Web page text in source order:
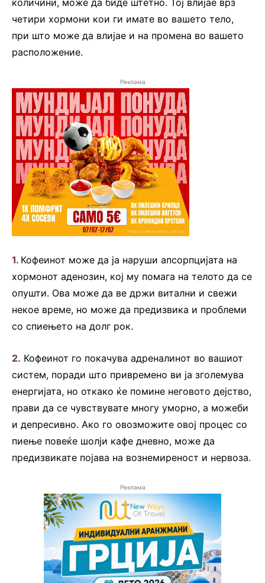
четири хормони кои ги имате во вашето тело,
при што може да влијае и на промена во вашето
расположение.
Реклама
1. Кофеинот може да ја наруши апсорпцијата на
хормонот аденозин, кој му помага на телото да се
опушти. Ова може да ве држи витални и свежи
некое време, но може да предизвика и проблеми
со спиењето на долг рок.
2. Кофеинот го покачува адреналинот во вашиот
систем, поради што привремено ви ја зголемува
енергијата, но откако ќе помине неговото дејство,
прави да се чувствувате многу уморно, а можеби
и депресивно. Ако го овозможите овој процес со
пиење повеќе шолји кафе дневно, може да
предизвикате појава на вознемиреност и нервоза.
Реклама